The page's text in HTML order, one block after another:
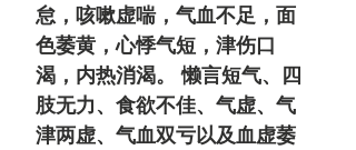
怠，咳嗽虚喘，气血不足，面
色萎黄，心悸气短，津伤口
渴，内热消渴。 懒言短气、四
肢无力、食欲不佳、气虚、气
津两虚、气血双亏以及血虚萎